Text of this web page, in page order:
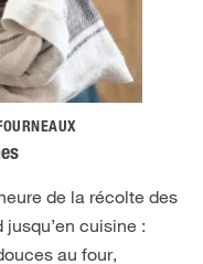
de la récolte des
cuisine :
au four,